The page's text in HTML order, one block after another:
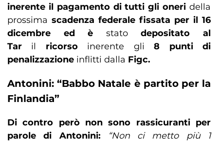
inerente il pagamento di tutti gli oneri della
prossima scadenza federale fissata per il 16
dicembre ed è statodepositato al
Tar il ricorsoinerente gli8 punti di
penalizzazione inflitti dalla Figc.
Antonini: “Babbo Natale è partito per la
Finlandia”
Di contro però non sono rassicuranti per
parole di Antonini:
“Non ci metto più 1